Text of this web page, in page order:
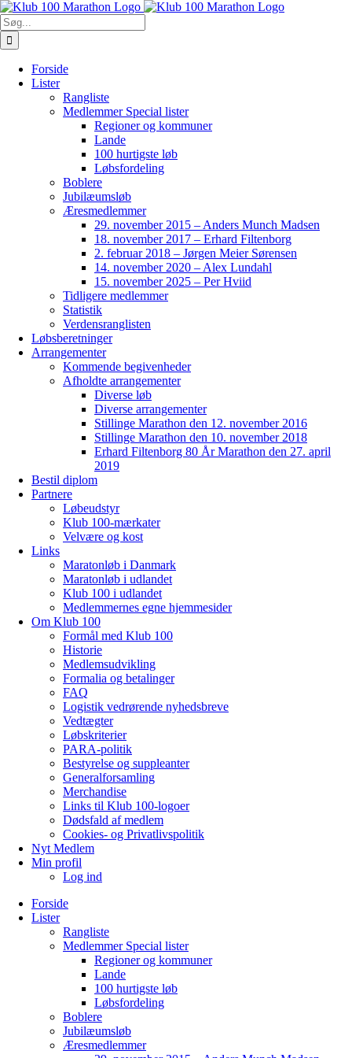
Skip
to
content
Søg
efter:
Forside
Lister
Rangliste
Medlemmer Special lister
Regioner og kommuner
Lande
100 hurtigste løb
Løbsfordeling
Boblere
Jubilæumsløb
Æresmedlemmer
29. november 2015 – Anders Munch Madsen
18. november 2017 – Erhard Filtenborg
2. februar 2018 – Jørgen Meier Sørensen
14. november 2020 – Alex Lundahl
15. november 2025 – Per Hviid
Tidligere medlemmer
Statistik
Verdensranglisten
Løbsberetninger
Arrangementer
Kommende begivenheder
Afholdte arrangementer
Diverse løb
Diverse arrangementer
Stillinge Marathon den 12. november 2016
Stillinge Marathon den 10. november 2018
Erhard Filtenborg 80 År Marathon den 27. april
2019
Bestil diplom
Partnere
Løbeudstyr
Klub 100-mærkater
Velvære og kost
Links
Maratonløb i Danmark
Maratonløb i udlandet
Klub 100 i udlandet
Medlemmernes egne hjemmesider
Om Klub 100
Formål med Klub 100
Historie
Medlemsudvikling
Formalia og betalinger
FAQ
Logistik vedrørende nyhedsbreve
Vedtægter
Løbskriterier
PARA-politik
Bestyrelse og suppleanter
Generalforsamling
Merchandise
Links til Klub 100-logoer
Dødsfald af medlem
Cookies- og Privatlivspolitik
Nyt Medlem
Min profil
Log ind
Forside
Lister
Rangliste
Medlemmer Special lister
Regioner og kommuner
Lande
100 hurtigste løb
Løbsfordeling
Boblere
Jubilæumsløb
Æresmedlemmer